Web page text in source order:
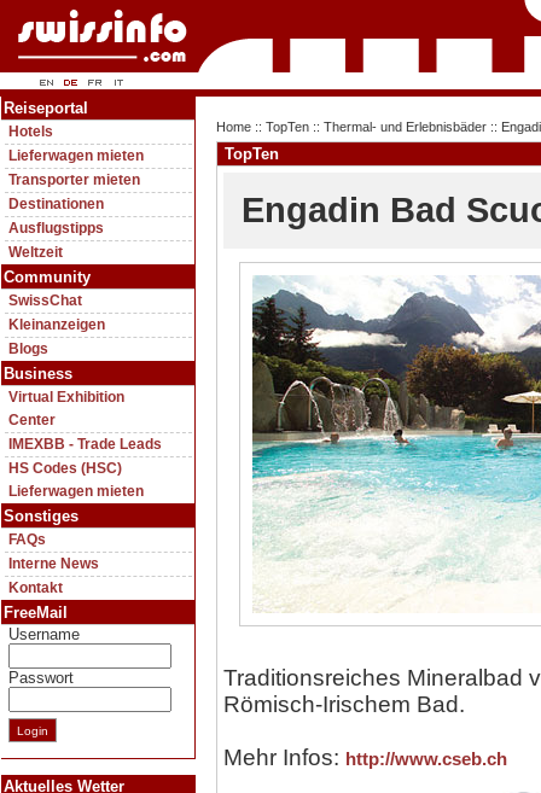
Reiseportal
Hotels
Lieferwagen mieten
Transporter mieten
Destinationen
Ausflugstipps
Weltzeit
Community
SwissChat
Kleinanzeigen
Blogs
Business
Virtual Exhibition
Center
IMEXBB - Trade Leads
HS Codes (HSC)
Lieferwagen mieten
Sonstiges
FAQs
Interne News
Kontakt
FreeMail
Username
Passwort
Aktuelles Wetter
Home :: TopTen :: Thermal- und Erlebnisbäder ::
TopTen
Engadin Bad
Traditionsreiches Mineralbad
Römisch-Irischem Bad.
Mehr Infos: http://www.cseb.ch